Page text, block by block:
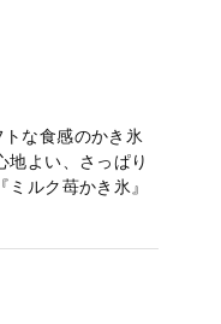
な食感のかき氷
よい、さっぱり
ルク苺かき氷』